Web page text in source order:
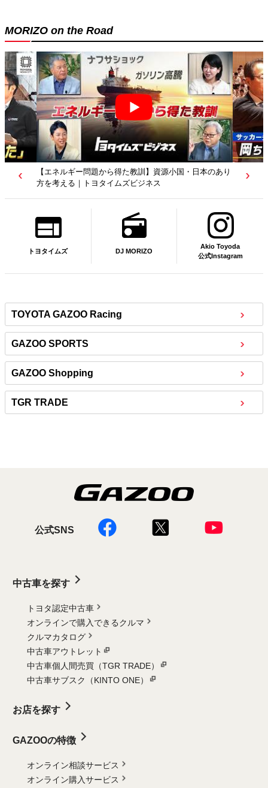
MORIZO on the Road
【若者たちへ】岡田武史さんが“特別授業”で語ったこと
｜サッカー日本代表元監督｜トヨタイムズニュース
トヨタイムズ DJ MORIZO
Akio Toyoda
公式Instagram
TOYOTA GAZOO Racing
GAZOO SPORTS
GAZOO Shopping
TGR TRADE
公式SNS
中古車を探す
トヨタ認定中古車
オンラインで購入できるクルマ
クルマカタログ
中古車アウトレット
中古車個人間売買（TGR TRADE）
中古車サブスク（KINTO ONE）
お店を探す
GAZOOの特徴
オンライン相談サービス
オンライン購入サービス